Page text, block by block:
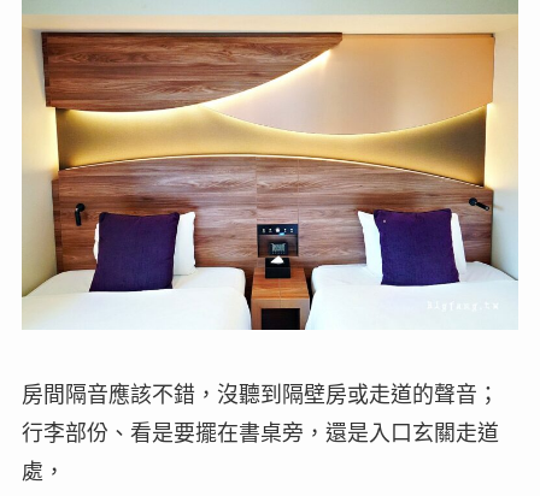
房間隔音應該不錯，沒聽到隔壁房或走道的聲音；
行李部份、看是要擺在書桌旁，還是入口玄關走道
處，